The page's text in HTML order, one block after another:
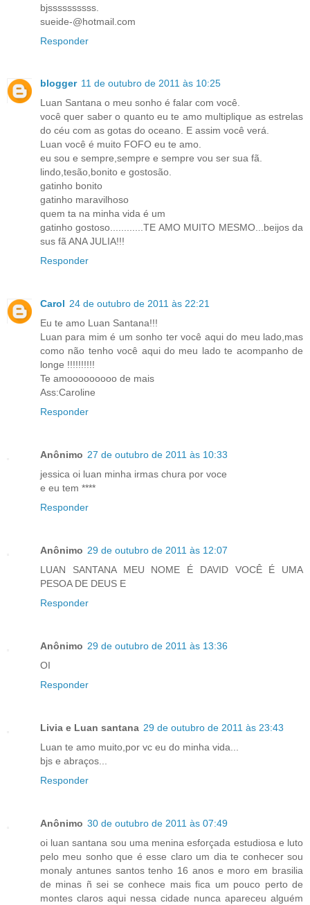
bjssssssssss.
sueide-@hotmail.com
Responder
blogger 11 de outubro de 2011 às 10:25
Luan Santana o meu sonho é falar com você.
você quer saber o quanto eu te amo multiplique as estrelas
do céu com as gotas do oceano. E assim você verá.
Luan você é muito FOFO eu te amo.
eu sou e sempre,sempre e sempre vou ser sua fã.
lindo,tesão,bonito e gostosão.
gatinho bonito
gatinho maravilhoso
quem ta na minha vida é um
gatinho gostoso............TE AMO MUITO MESMO...beijos da
sus fã ANA JULIA!!!
Responder
Carol 24 de outubro de 2011 às 22:21
Eu te amo Luan Santana!!!
Luan para mim é um sonho ter você aqui do meu lado,mas
como não tenho você aqui do meu lado te acompanho de
longe !!!!!!!!!!
Te amooooooooo de mais
Ass:Caroline
Responder
Anônimo 27 de outubro de 2011 às 10:33
jessica oi luan minha irmas chura por voce
e eu tem ****
Responder
Anônimo 29 de outubro de 2011 às 12:07
LUAN SANTANA MEU NOME É DAVID VOCÊ É UMA
PESOA DE DEUS E
Responder
Anônimo 29 de outubro de 2011 às 13:36
OI
Responder
Livia e Luan santana 29 de outubro de 2011 às 23:43
Luan te amo muito,por vc eu do minha vida...
bjs e abraços...
Responder
Anônimo 30 de outubro de 2011 às 07:49
oi luan santana sou uma menina esforçada estudiosa e luto
pelo meu sonho que é esse claro um dia te conhecer sou
monaly antunes santos tenho 16 anos e moro em brasilia
de minas ñ sei se conhece mais fica um pouco perto de
montes claros aqui nessa cidade nunca apareceu alguém